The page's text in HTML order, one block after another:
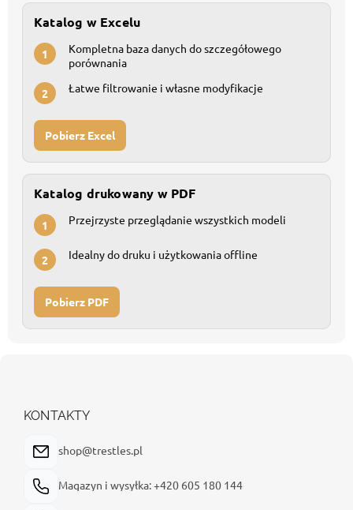
Katalog w Excelu
1
Kompletna baza danych do szczegółowego
porównania
2 Łatwe filtrowanie i własne modyfikacje
Pobierz Excel
Katalog drukowany w PDF
1 Przejrzyste przeglądanie wszystkich modeli
2 Idealny do druku i użytkowania offline
Pobierz PDF
KONTAKTY
shop@trestles.pl
Magazyn i wysyłka: +420 605 180 144